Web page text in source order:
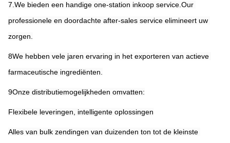
7.We bieden een handige one-station inkoop service.Our
professionele en doordachte after-sales service elimineert uw
zorgen.
8We hebben vele jaren ervaring in het exporteren van actieve
farmaceutische ingrediënten.
9Onze distributiemogelijkheden omvatten:
Flexibele leveringen, intelligente oplossingen
Alles van bulk zendingen van duizenden ton tot de kleinste